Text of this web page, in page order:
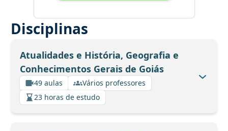
Disciplinas
Atualidades e História, Geografia e
Conhecimentos Gerais de Goiás
49 aulas
Vários professores
23 horas de estudo